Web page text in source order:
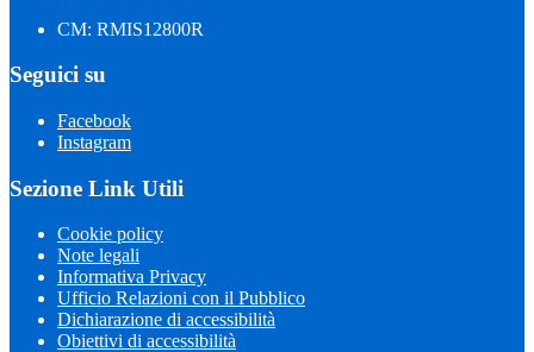
CM: RMIS12800R
Seguici su
Facebook
Instagram
Sezione Link Utili
Cookie policy
Note legali
Informativa Privacy
Ufficio Relazioni con il Pubblico
Dichiarazione di accessibilità
Obiettivi di accessibilità